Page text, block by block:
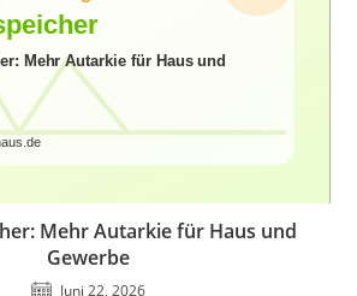
Mehr Autarkie für Haus und
Gewerbe
Juni 22, 2026